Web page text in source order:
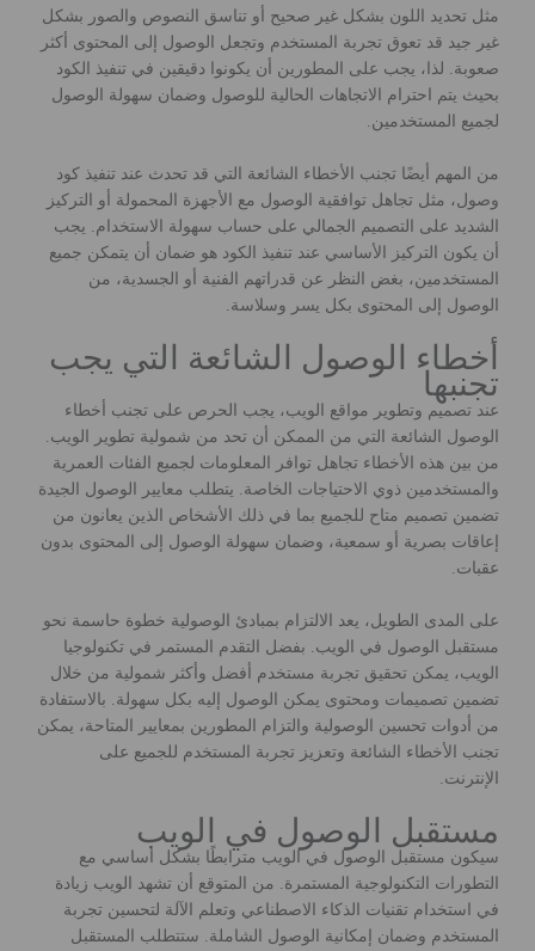
مثل تحديد اللون بشكل غير صحيح أو تناسق النصوص والصور بشكل
غير جيد قد تعوق تجربة المستخدم وتجعل الوصول إلى المحتوى أكثر
صعوبة. لذا، يجب على المطورين أن يكونوا دقيقين في تنفيذ الكود
بحيث يتم احترام الاتجاهات الحالية للوصول وضمان سهولة الوصول
لجميع المستخدمين.
من المهم أيضًا تجنب الأخطاء الشائعة التي قد تحدث عند تنفيذ كود
وصول، مثل تجاهل توافقية الوصول مع الأجهزة المحمولة أو التركيز
الشديد على التصميم الجمالي على حساب سهولة الاستخدام. يجب
أن يكون التركيز الأساسي عند تنفيذ الكود هو ضمان أن يتمكن جميع
المستخدمين، بغض النظر عن قدراتهم الفنية أو الجسدية، من
الوصول إلى المحتوى بكل يسر وسلاسة.
أخطاء الوصول الشائعة التي يجب
تجنبها
عند تصميم وتطوير مواقع الويب، يجب الحرص على تجنب أخطاء
الوصول الشائعة التي من الممكن أن تحد من شمولية تطوير الويب.
من بين هذه الأخطاء تجاهل توافر المعلومات لجميع الفئات العمرية
والمستخدمين ذوي الاحتياجات الخاصة. يتطلب معايير الوصول الجيدة
تضمين تصميم متاح للجميع بما في ذلك الأشخاص الذين يعانون من
إعاقات بصرية أو سمعية، وضمان سهولة الوصول إلى المحتوى بدون
عقبات.
على المدى الطويل، يعد الالتزام بمبادئ الوصولية خطوة حاسمة نحو
مستقبل الوصول في الويب. بفضل التقدم المستمر في تكنولوجيا
الويب، يمكن تحقيق تجربة مستخدم أفضل وأكثر شمولية من خلال
تضمين تصميمات ومحتوى يمكن الوصول إليه بكل سهولة. بالاستفادة
من أدوات تحسين الوصولية والتزام المطورين بمعايير المتاحة، يمكن
تجنب الأخطاء الشائعة وتعزيز تجربة المستخدم للجميع على
الإنترنت.
مستقبل الوصول في الويب
سيكون مستقبل الوصول في الويب مترابطًا بشكل أساسي مع
التطورات التكنولوجية المستمرة. من المتوقع أن تشهد الويب زيادة
في استخدام تقنيات الذكاء الاصطناعي وتعلم الآلة لتحسين تجربة
المستخدم وضمان إمكانية الوصول الشاملة. ستتطلب المستقبل